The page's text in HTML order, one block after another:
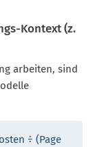
Kontext (z.
arbeiten, sind
÷ (Page